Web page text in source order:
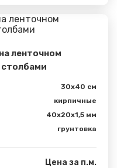
ленточном
30x40 см
кирпичные
40х20х1,5 мм
грунтовка
Цена за п.м.